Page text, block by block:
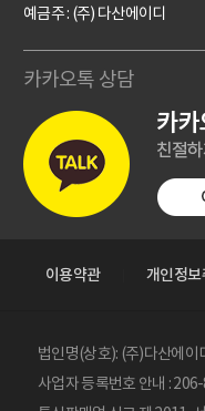
예금주 : (주) 다산에이디
카카오톡 상담
이용약관 개인정보
법인명(상호): (주)다산에이
사업자 등록번호 안내 :